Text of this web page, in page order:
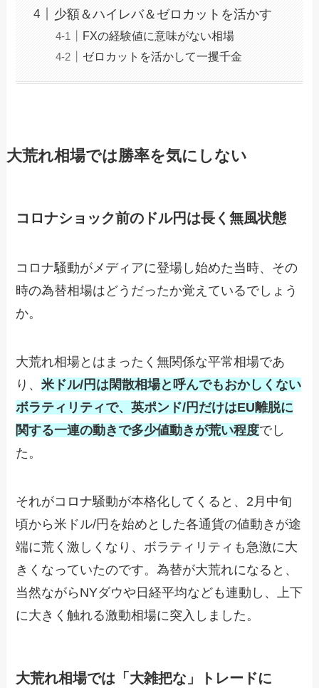
少額＆ハイレバ＆ゼロカットを活かす
FXの経験値に意味がない相場
ゼロカットを活かして一攫千金
大荒れ相場では勝率を気にしない
コロナショック前のドル円は長く無風状態
コロナ騒動がメディアに登場し始めた当時、その
時の為替相場はどうだったか覚えているでしょう
か。
大荒れ相場とはまったく無関係な平常相場であ
り、米ドル/円は閑散相場と呼んでもおかしくない
ボラティリティで、英ポンド/円だけはEU離脱に
関する一連の動きで多少値動きが荒い程度でし
た。
それがコロナ騒動が本格化してくると、2月中旬
頃から米ドル/円を始めとした各通貨の値動きが途
端に荒く激しくなり、ボラティリティも急激に大
きくなっていたのです。為替が大荒れになると、
当然ながらNYダウや日経平均なども連動し、上下
に大きく触れる激動相場に突入しました。
大荒れ相場では「大雑把な」トレードに